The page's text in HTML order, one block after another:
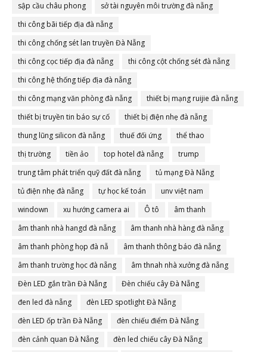
sập cầu châu phong
sở tài nguyên môi trường đà nẵng
thi công bãi tiếp địa đà nẵng
thi công chống sét lan truyền Đà Nẵng
thi công cọc tiếp địa đà nẵng
thi công cột chống sét đà nẵng
thi công hệ thống tiếp địa đà nẵng
thi công mạng văn phòng đà nẵng
thiết bị mạng ruijie đà nẵng
thiết bị truyền tin báo sự cố
thiết bị điện nhẹ đà nẵng
thung lũng silicon đà nẵng
thuế đối ứng
thể thao
thị trường
tiền ảo top hotel đà nẵng
trump
trung tâm phát triển quỹ đất đà nẵng
tủ mạng Đà Nẵng
tủ điện nhẹ đà nẵng
tự học kế toán
unv việt nam
windown
xu hướng camera ai Ô tô
âm thanh
âm thanh nhà hangd đà nẵng
âm thanh nhà hàng đà nẵng
âm thanh phòng họp đà nẵ
âm thanh thông báo đà nẵng
âm thanh trường học đà nẵng
âm thnah nhà xưởng đà nẵng
Đèn LED gắn trần Đà Nẵng
Đèn chiếu cây Đà Nẵng
đen led đà nẵng
đèn LED spotlight Đà Nẵng
đèn LED ốp trần Đà Nẵng
đèn chiếu điểm Đà Nẵng
đèn cảnh quan Đà Nẵng
đèn led chiếu cây Đà Nẵng